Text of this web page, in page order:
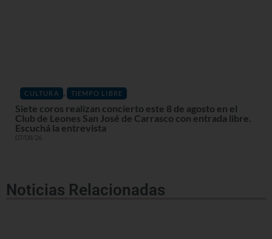
CULTURA , TIEMPO LIBRE
Siete coros realizan concierto este 8 de agosto en el
Club de Leones San José de Carrasco con entrada libre.
Escuchá la entrevista
07/08/26
Noticias Relacionadas